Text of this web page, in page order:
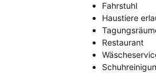
Fahrstuhl
Haustiere
Restaurant